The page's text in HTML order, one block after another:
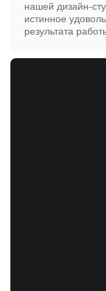
нашей дизайн-
истинное
результата